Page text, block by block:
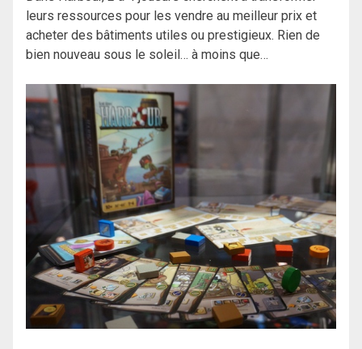
leurs ressources pour les vendre au meilleur prix et
acheter des bâtiments utiles ou prestigieux. Rien de
bien nouveau sous le soleil… à moins que…